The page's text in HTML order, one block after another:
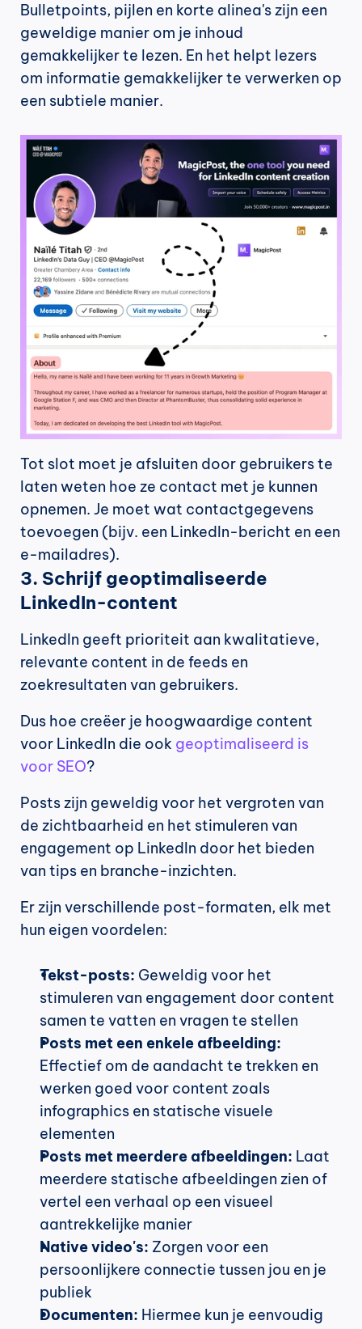
Bulletpoints, pijlen en korte alinea's zijn een
geweldige manier om je inhoud
gemakkelijker te lezen. En het helpt lezers
om informatie gemakkelijker te verwerken op
een subtiele manier.
Tot slot moet je afsluiten door gebruikers te
laten weten hoe ze contact met je kunnen
opnemen. Je moet wat contactgegevens
toevoegen (bijv. een LinkedIn-bericht en een
e-mailadres).
3. Schrijf geoptimaliseerde
LinkedIn-content
LinkedIn geeft prioriteit aan kwalitatieve,
relevante content in de feeds en
zoekresultaten van gebruikers.
Dus hoe creëer je hoogwaardige content
voor LinkedIn die ook geoptimaliseerd is
voor SEO?
Posts zijn geweldig voor het vergroten van
de zichtbaarheid en het stimuleren van
engagement op LinkedIn door het bieden
van tips en branche-inzichten.
Er zijn verschillende post-formaten, elk met
hun eigen voordelen:
Tekst-posts: Geweldig voor het
stimuleren van engagement door content
samen te vatten en vragen te stellen
Posts met een enkele afbeelding:
Effectief om de aandacht te trekken en
werken goed voor content zoals
infographics en statische visuele
elementen
Posts met meerdere afbeeldingen: Laat
meerdere statische afbeeldingen zien of
vertel een verhaal op een visueel
aantrekkelijke manier
Native video's: Zorgen voor een
persoonlijkere connectie tussen jou en je
publiek
Documenten: Hiermee kun je eenvoudig